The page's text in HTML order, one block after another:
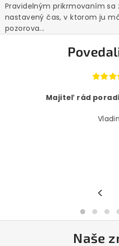
Pravidelným prikrmovaním
nastavený čas, v ktorom ju
pozorova...
Majiteľ rád
<
Naše